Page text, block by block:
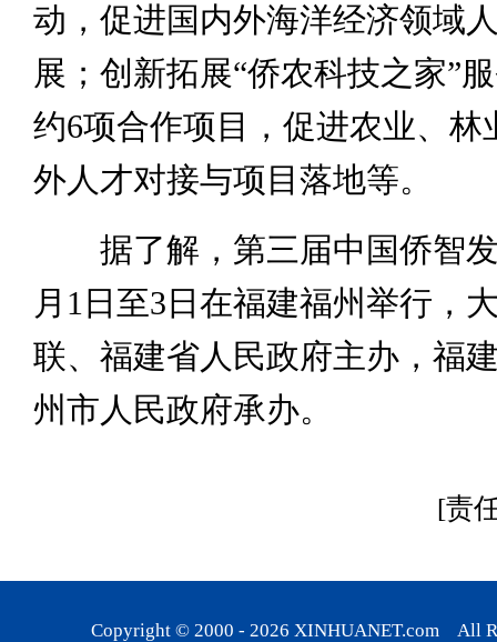
动，促进国内外海洋经济领域
展；创新拓展“侨农科技之家”
约6项合作项目，促进农业、林
外人才对接与项目落地等。
据了解，第三届中国侨智发
月1日至3日在福建福州举行，
联、福建省人民政府主办，福
州市人民政府承办。
[责
Copyright © 2000 - 2026 XINHUANET.com All